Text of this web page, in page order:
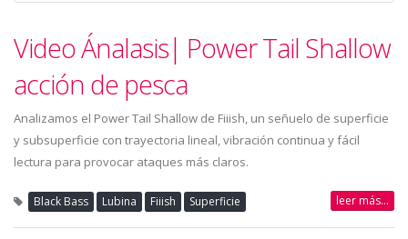
Video Ánalasis| Power Tail Shallow
acción de pesca
Analizamos el Power Tail Shallow de Fiiish, un señuelo de superficie
y subsuperficie con trayectoria lineal, vibración continua y fácil
lectura para provocar ataques más claros.
Black Bass Lubina Fiiish Superficie leer más...